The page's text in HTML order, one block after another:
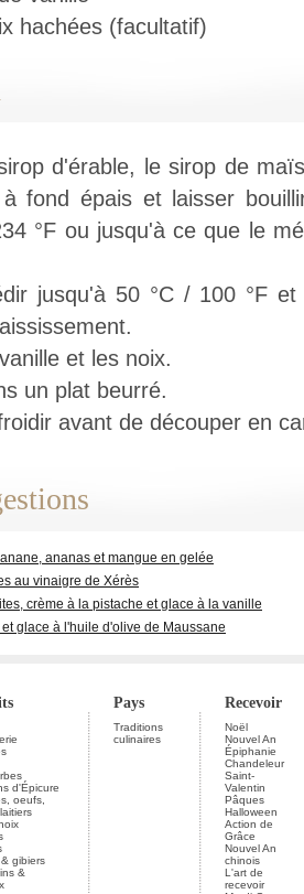
hachées (facultatif)
d'érable, le sirop de
fond épais et laisser
°F ou jusqu'à ce que le
jusqu'à 50 °C / 100 °F
et les noix.
un plat beurré.
avant de découper en
ananas et mangue en gelée
au vinaigre de Xérès
crème à la pistache et glace à la vanille
glace à l'huile d'olive de Maussane
Pays Recevoir
d'Épicure
oeufs,
gibiers
&
Traditions
culinaires
Noël
Nouvel An
Épiphanie
Chandeleur
Saint-
Valentin
Pâques
Halloween
Action de
Grâce
Nouvel An
chinois
L'art de
recevoir